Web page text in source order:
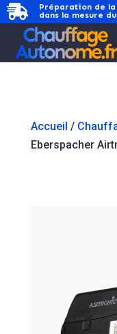

Préparation de
dans la mesure
Accueil /
Eberspacher